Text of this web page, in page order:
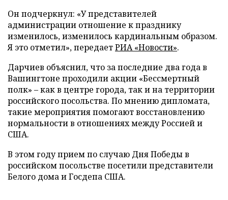
Он подчеркнул: «У представителей
администрации отношение к празднику
изменилось, изменилось кардинальным образом.
Я это отметил», передаетРИА «Новости».
Дарчиев объяснил, что за последние два года в
Вашингтоне проходили акции «Бессмертный
полк» – как в центре города, так и на территории
российского посольства. По мнению дипломата,
такие мероприятия помогают восстановлению
нормальности в отношениях между Россией и
США.
В этом году прием по случаю Дня Победы в
российском посольстве посетили представители
Белого дома и Госдепа США.